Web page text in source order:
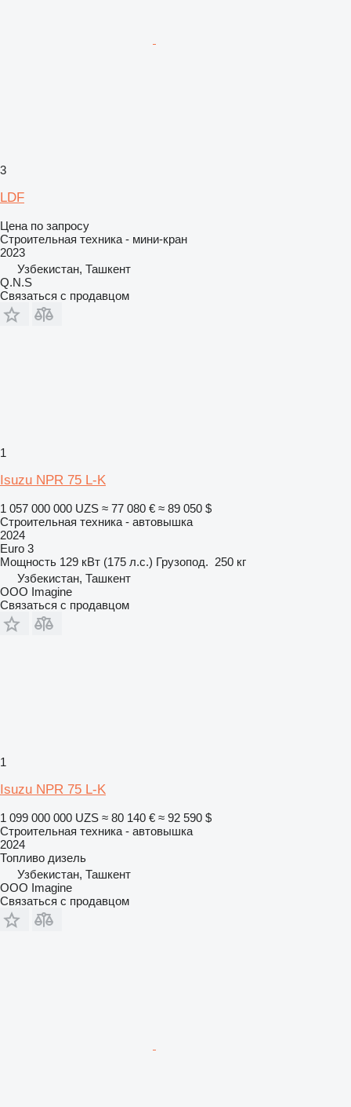
3
LDF
Цена по запросу
Строительная техника - мини-кран
2023
Узбекистан, Ташкент
Q.N.S
Связаться с продавцом
1
Isuzu NPR 75 L-K
1 057 000 000 UZS ≈ 77 080 € ≈ 89 050 $
Строительная техника - автовышка
2024
Euro 3
Мощность 129 кВт (175 л.с.) Грузопод. 250 кг
Узбекистан, Ташкент
OOO Imagine
Связаться с продавцом
1
Isuzu NPR 75 L-K
1 099 000 000 UZS ≈ 80 140 € ≈ 92 590 $
Строительная техника - автовышка
2024
Топливо дизель
Узбекистан, Ташкент
OOO Imagine
Связаться с продавцом